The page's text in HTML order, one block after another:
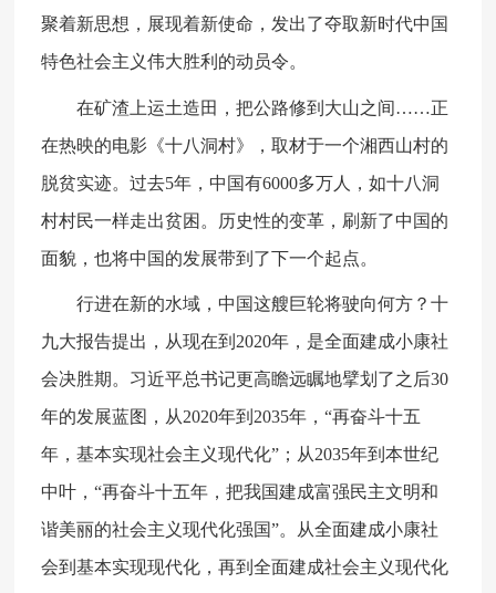
聚着新思想，展现着新使命，发出了夺取新时代中国
特色社会主义伟大胜利的动员令。
在矿渣上运土造田，把公路修到大山之间……正
在热映的电影《十八洞村》，取材于一个湘西山村的
脱贫实迹。过去5年，中国有6000多万人，如十八洞
村村民一样走出贫困。历史性的变革，刷新了中国的
面貌，也将中国的发展带到了下一个起点。
行进在新的水域，中国这艘巨轮将驶向何方？十
九大报告提出，从现在到2020年，是全面建成小康社
会决胜期。习近平总书记更高瞻远瞩地擘划了之后30
年的发展蓝图，从2020年到2035年，“再奋斗十五
年，基本实现社会主义现代化”；从2035年到本世纪
中叶，“再奋斗十五年，把我国建成富强民主文明和
谐美丽的社会主义现代化强国”。从全面建成小康社
会到基本实现现代化，再到全面建成社会主义现代化